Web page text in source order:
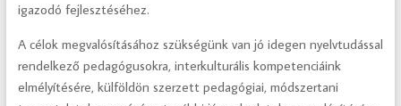
igazodó fejlesztéséhez.
A célok megvalósításához szükségünk van jó idegen nyelvtudással
rendelkező pedagógusokra, interkulturális kompetenciáink
elmélyítésére, külföldön szerzett pedagógiai, módszertani